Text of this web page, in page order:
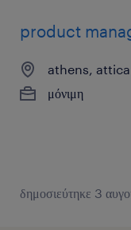
product
athens, attica
μόνιμη
δημοσιεύτηκε 3